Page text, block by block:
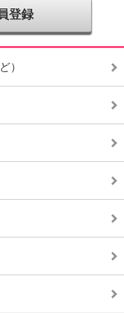
登録
）